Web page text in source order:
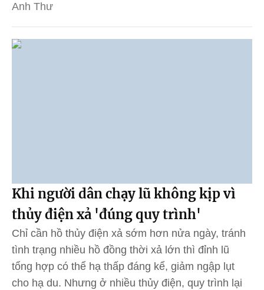
Anh Thư
Khi người dân chạy lũ không kịp vì
thủy điện xả 'đúng quy trình'
Chỉ cần hồ thủy điện xả sớm hơn nửa ngày, tránh
tình trạng nhiều hồ đồng thời xả lớn thì đỉnh lũ
tổng hợp có thể hạ thấp đáng kể, giảm ngập lụt
cho hạ du. Nhưng ở nhiều thủy điện, quy trình lại